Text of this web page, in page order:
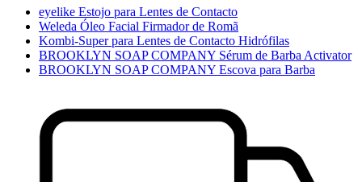
eyelike Estojo para Lentes de Contacto
Weleda Óleo Facial Firmador de Romã
Kombi-Super para Lentes de Contacto Hidrófilas
BROOKLYN SOAP COMPANY Sérum de Barba Activator
BROOKLYN SOAP COMPANY Escova para Barba